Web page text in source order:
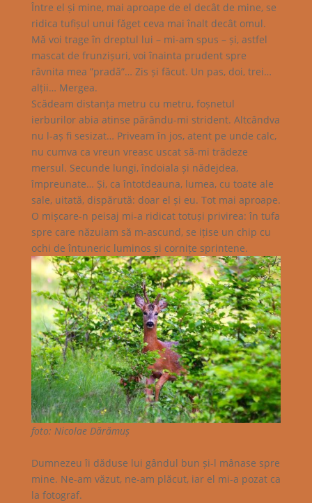
Între el și mine, mai aproape de el decât de mine, se
ridica tufișul unui făget ceva mai înalt decât omul.
Mă voi trage în dreptul lui – mi-am spus – și, astfel
mascat de frunzișuri, voi înainta prudent spre
râvnita mea ”pradă”… Zis și făcut. Un pas, doi, trei…
alții… Mergea.
Scădeam distanța metru cu metru, foșnetul
ierburilor abia atinse părându-mi strident. Altcândva
nu l-aș fi sesizat… Priveam în jos, atent pe unde calc,
nu cumva ca vreun vreasc uscat să-mi trădeze
mersul. Secunde lungi, îndoiala și nădejdea,
împreunate… Și, ca întotdeauna, lumea, cu toate ale
sale, uitată, dispărută: doar el și eu. Tot mai aproape.
O mișcare-n peisaj mi-a ridicat totuși privirea: în tufa
spre care năzuiam să m-ascund, se ițise un chip cu
ochi de întuneric luminos și cornițe sprintene.
foto: Nicolae Dărămuș
Dumnezeu îi dăduse lui gândul bun și-l mânase spre
mine. Ne-am văzut, ne-am plăcut, iar el mi-a pozat ca
la fotograf.